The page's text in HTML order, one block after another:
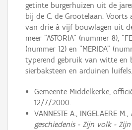
getinte burgerhuizen uit de
bij de C. de Grootelaan.
van drie à vijf bouwlagen uit
meer "ASTORIA" (nummer 8),
(nummer 12) en "MERIDA"
typerend gebruik van witte en
sierbaksteen en arduinen luifels.
Gemeente Middelkerke,
12/7/2000.
VANNESTE A., INGELAERE M.,
geschiedenis - Zijn volk -